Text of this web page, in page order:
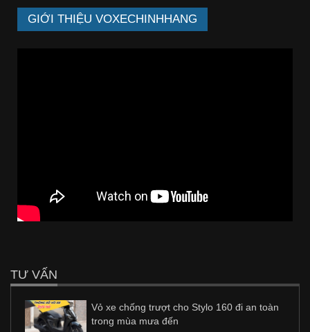
GIỚI THIỆU VOXECHINHHANG
TƯ VẤN
Vỏ xe chống trượt cho Stylo 160 đi an toàn
trong mùa mưa đến